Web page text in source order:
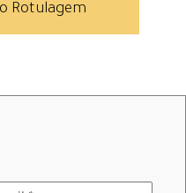
Rotulagem